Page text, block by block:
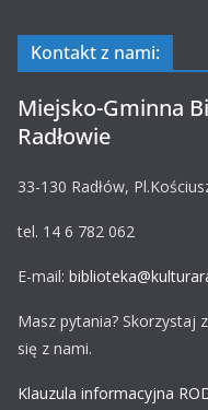
Kontakt z nami:
Miejsko-Gminna
Radłowie
33-130 Radłów,
tel. 14 6 782 062
E-mail:
Masz pytania? Skorzystaj z
się z nami.
Klauzula informacyjna